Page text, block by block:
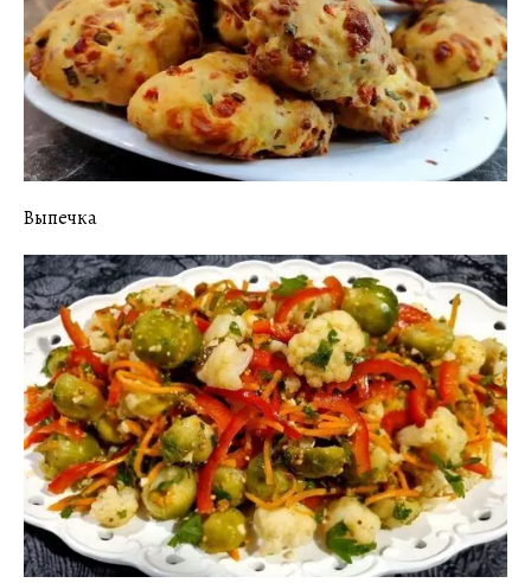
Выпечка